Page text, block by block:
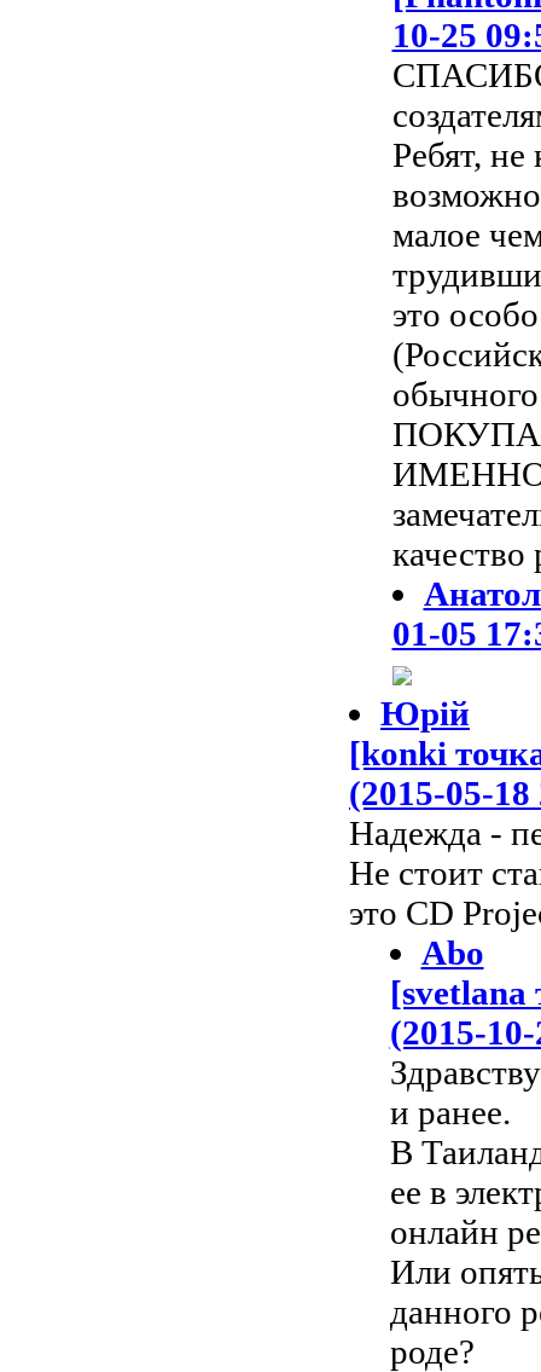
10-25
Ребят, не
малое
это
ИМЕННО
качество
01-05
Юрій
[konki
(2015-05-
Надежда -
Не стоит
это CD
Abo
[svetlana
(2015-
и ранее.
В
ее в
онлайн
Или
данного
роде?